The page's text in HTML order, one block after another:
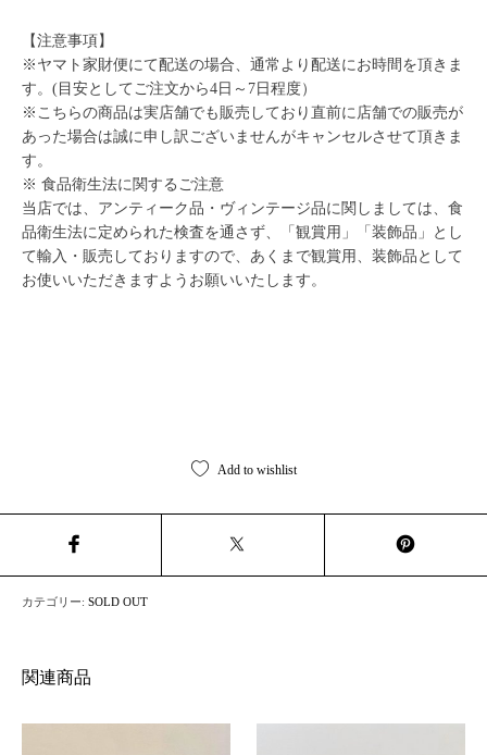
【注意事項】
※ヤマト家財便にて配送の場合、通常より配送にお時間を頂きま
す。(目安としてご注文から4日～7日程度）
※こちらの商品は実店舗でも販売しており直前に店舗での販売が
あった場合は誠に申し訳ございませんがキャンセルさせて頂きま
す。
※ 食品衛生法に関するご注意
当店では、アンティーク品・ヴィンテージ品に関しましては、食
品衛生法に定められた検査を通さず、「観賞用」「装飾品」とし
て輸入・販売しておりますので、あくまで観賞用、装飾品として
お使いいただきますようお願いいたします。
Add to wishlist
カテゴリー:SOLD OUT
関連商品